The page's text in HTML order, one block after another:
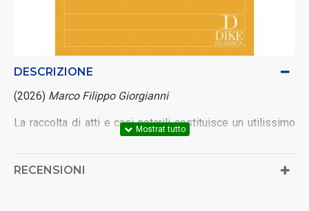
DESCRIZIONE
(2026) Marco Filippo Giorgianni
La raccolta di atti e casi notarili costituisce un utilissimo
sussidio per lo studio degli argomenti più importanti nelle
sinteticamente i profili teorici degli istituti trattati, per
RECENSIONI